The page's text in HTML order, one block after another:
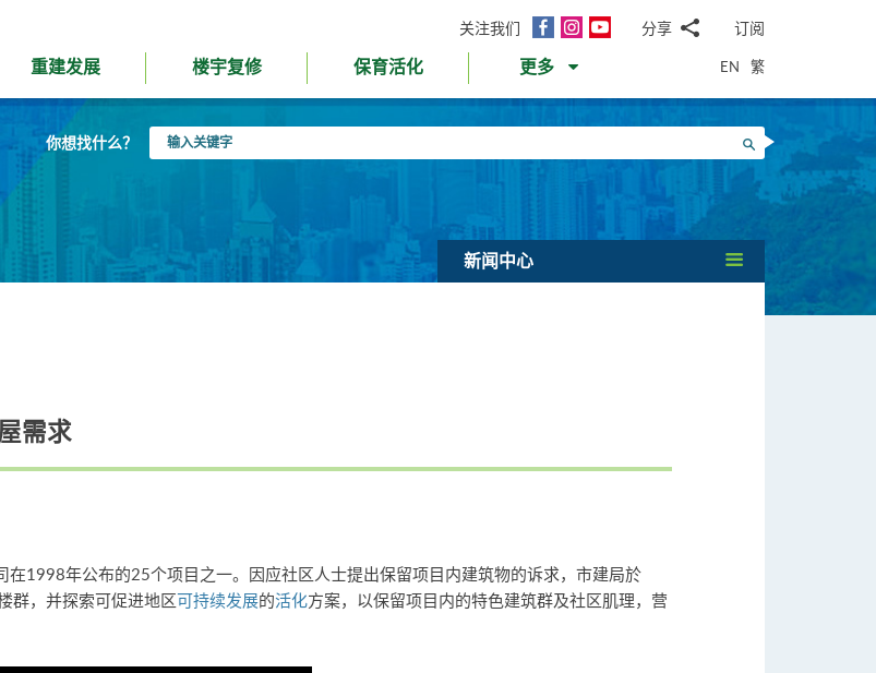
关注我们
面
InstagramYouTube分享
邮WhatsApp
微
信
面
书Twitter
LinkedIn
微
订阅
重建发展 楼宇复修 保育活化 更多 EN 繁
你想找什么？
入
搜寻
新闻中心
需求
1998年公布的25个项目之一。因应社区人士提出保留项目内建筑物的诉求，市建局於
群，并探索可促进地区可持续发展的活化方案，以保留项目内的特色建筑群及社区肌理，营